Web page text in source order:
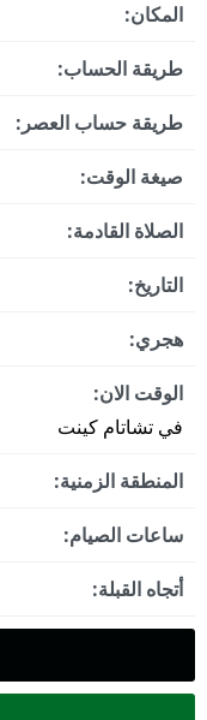
المكان:
طريقة الحساب:
طريقة حساب العصر:
صيغة الوقت:
الصلاة القادمة:
التاريخ:
هجري:
الوقت الان:
في تشاتام كينت
المنطقة الزمنية:
ساعات الصيام:
أتجاه القبلة: